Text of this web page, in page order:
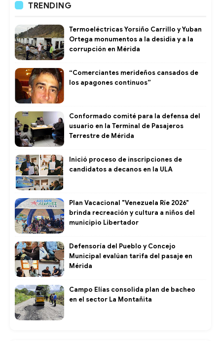
TRENDING
Termoeléctricas Yorsiño Carrillo y Yuban
Ortega monumentos a la desidia y a la
corrupción en Mérida
“Comerciantes merideños cansados de
los apagones continuos”
Conformado comité para la defensa del
usuario en la Terminal de Pasajeros
Terrestre de Mérida
Inició proceso de inscripciones de
candidatos a decanos en la ULA
Plan Vacacional "Venezuela Ríe 2026"
brinda recreación y cultura a niños del
municipio Libertador
Defensoría del Pueblo y Concejo
Municipal evalúan tarifa del pasaje en
Mérida
Campo Elías consolida plan de bacheo
en el sector La Montañita